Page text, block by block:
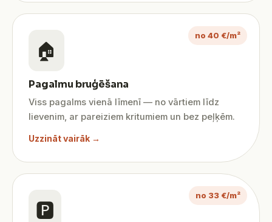
no 40 €/m²
🏠
Pagalmu bruģēšana
Viss pagalms vienā līmenī — no vārtiem līdz
lievenim, ar pareiziem kritumiem un bez peļķēm.
Uzzināt vairāk →
no 33 €/m²
🅿️